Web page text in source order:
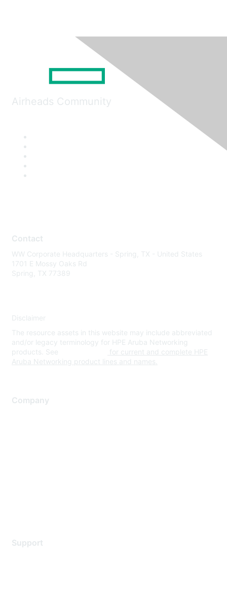
Airheads Community
Contact
WW Corporate Headquarters - Spring, TX - United States
1701 E Mossy Oaks Rd
Spring, TX 77389
Disclaimer
The resource assets in this website may include abbreviated
and/or legacy terminology for HPE Aruba Networking
products. See
for current and complete HPE
Aruba Networking product lines and names.
Company
Support